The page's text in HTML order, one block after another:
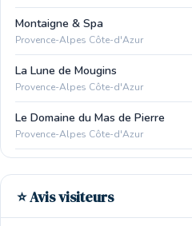
Montaigne & Spa
Provence-Alpes Côte-d'Azur
La Lune de Mougins
Provence-Alpes Côte-d'Azur
Le Domaine du Mas de Pierre
Provence-Alpes Côte-d'Azur
⭐ Avis visiteurs